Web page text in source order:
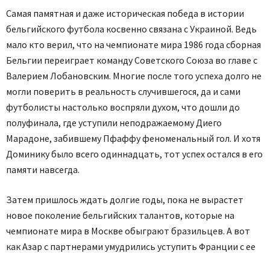
Самая памятная и даже историческая победа в истории
бельгийского футбола косвенно связана с Украиной. Ведь
мало кто верил, что на чемпионате мира 1986 года сборная
Бельгии переиграет команду Советского Союза во главе с
Валерием Лобановским. Многие после того успеха долго не
могли поверить в реальность случившегося, да и сами
футболисты настолько воспряли духом, что дошли до
полуфинала, где уступили неподражаемому Диего
Марадоне, забившему Пфаффу феноменальный гол. И хотя
Доминику было всего одиннадцать, тот успех остался в его
памяти навсегда.
Затем пришлось ждать долгие годы, пока не вырастет
новое поколение бельгийских талантов, которые на
чемпионате мира в Москве обыграют бразильцев. А вот
как Азар с партнерами умудрились уступить Франции с ее